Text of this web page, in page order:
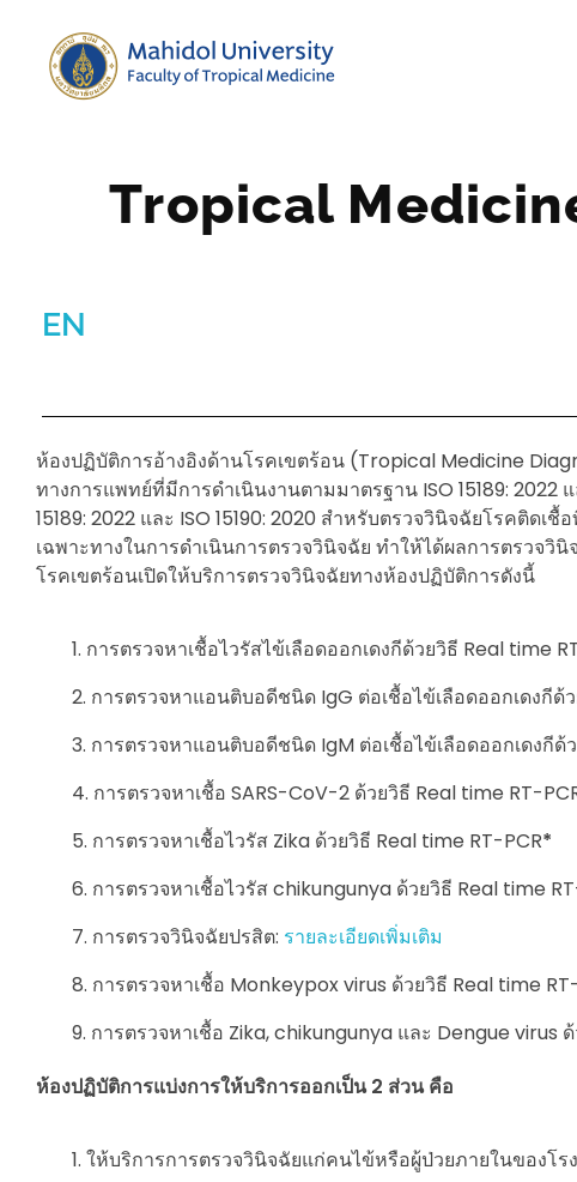
Tropical
EN
ห้องปฏิบัติการอ้างอิงด้านโรคเขตร้อน (Tropical Medicine
ทางการแพทย์ที่มีการดำเนินงานตามมาตรฐาน ISO 15189: 2022
15189: 2022 และ ISO 15190: 2020 สำหรับตรวจวินิจฉัยโรคติ
เฉพาะทางในการดำเนินการตรวจวินิจฉัย ทำให้ได้ผลการตรวจ
โรคเขตร้อนเปิดให้บริการตรวจวินิจฉัยทางห้องปฏิบัติการดังนี้
การตรวจหาเชื้อไวรัสไข้เลือดออกเดงกีด้วยวิธี Real time
การตรวจหาแอนติบอดีชนิด IgG ต่อเชื้อไข้เลือดออกเดงกีด้ว
การตรวจหาแอนติบอดีชนิด IgM ต่อเชื้อไข้เลือดออกเดงกีด้ว
การตรวจหาเชื้อ SARS-CoV-2 ด้วยวิธี Real time RT-
การตรวจหาเชื้อไวรัส Zika ด้วยวิธี Real time RT-PCR*
การตรวจหาเชื้อไวรัส chikungunya ด้วยวิธี Real time
การตรวจวินิจฉัยปรสิต: รายละเอียดเพิ่มเติม
การตรวจหาเชื้อ Monkeypox virus ด้วยวิธี Real time
การตรวจหาเชื้อ Zika, chikungunya และ Dengue virus
ห้องปฏิบัติการแบ่งการให้บริการออกเป็น2 ส่วน คือ
ให้บริการการตรวจวินิจฉัยแก่คนไข้หรือผู้ป่วยภายในของโร